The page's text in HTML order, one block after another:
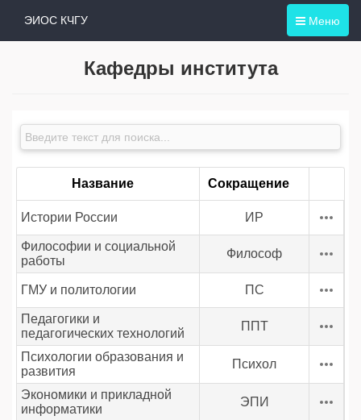
Меню
ЭИОС КЧГУ
Кафедры института
Название Сокращение
Истории России ИР
Философии и социальной
работы
Философ
ГМУ и политологии ПС
Педагогики и
педагогических технологий
ППТ
Психологии образования и
развития
Психол
Экономики и прикладной
информатики
ЭПИ